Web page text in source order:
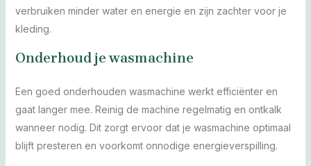
verbruiken minder water en energie en zijn zachter voor je
kleding.
Onderhoud je wasmachine
Een goed onderhouden wasmachine werkt efficiënter en
gaat langer mee. Reinig de machine regelmatig en ontkalk
wanneer nodig. Dit zorgt ervoor dat je wasmachine optimaal
blijft presteren en voorkomt onnodige energieverspilling.